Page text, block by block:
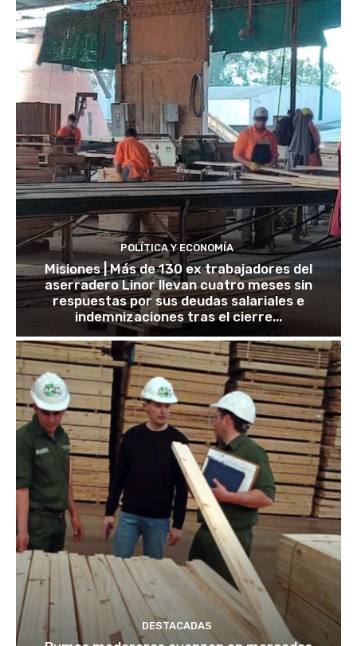
POLÍTICA Y ECONOMÍA
Misiones | Más de 130 ex trabajadores del
aserradero Linor llevan cuatro meses sin
respuestas por sus deudas salariales e
indemnizaciones tras el cierre...
DESTACADAS